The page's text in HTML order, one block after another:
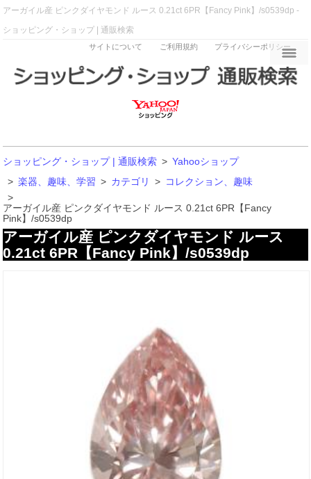
アーガイル産 ピンクダイヤモンド ルース 0.21ct 6PR【Fancy Pink】/s0539dp -
ショッピング・ショップ | 通販検索
サイトについて ご利用規約 プライバシーポリシー
ショッピング・ショップ | 通販検索 > Yahooショップ
> 楽器、趣味、学習 > カテゴリ > コレクション、趣味
>
アーガイル産 ピンクダイヤモンド ルース 0.21ct 6PR【Fancy
Pink】/s0539dp
アーガイル産 ピンクダイヤモンド ルース
0.21ct 6PR【Fancy Pink】/s0539dp